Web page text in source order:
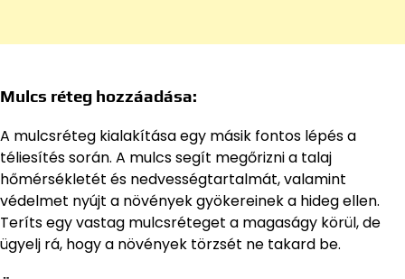
Mulcs réteg hozzáadása:
A mulcsréteg kialakítása egy másik fontos lépés a
téliesítés során. A mulcs segít megőrizni a talaj
hőmérsékletét és nedvességtartalmát, valamint
védelmet nyújt a növények gyökereinek a hideg ellen.
Teríts egy vastag mulcsréteget a magaságy körül, de
ügyelj rá, hogy a növények törzsét ne takard be.